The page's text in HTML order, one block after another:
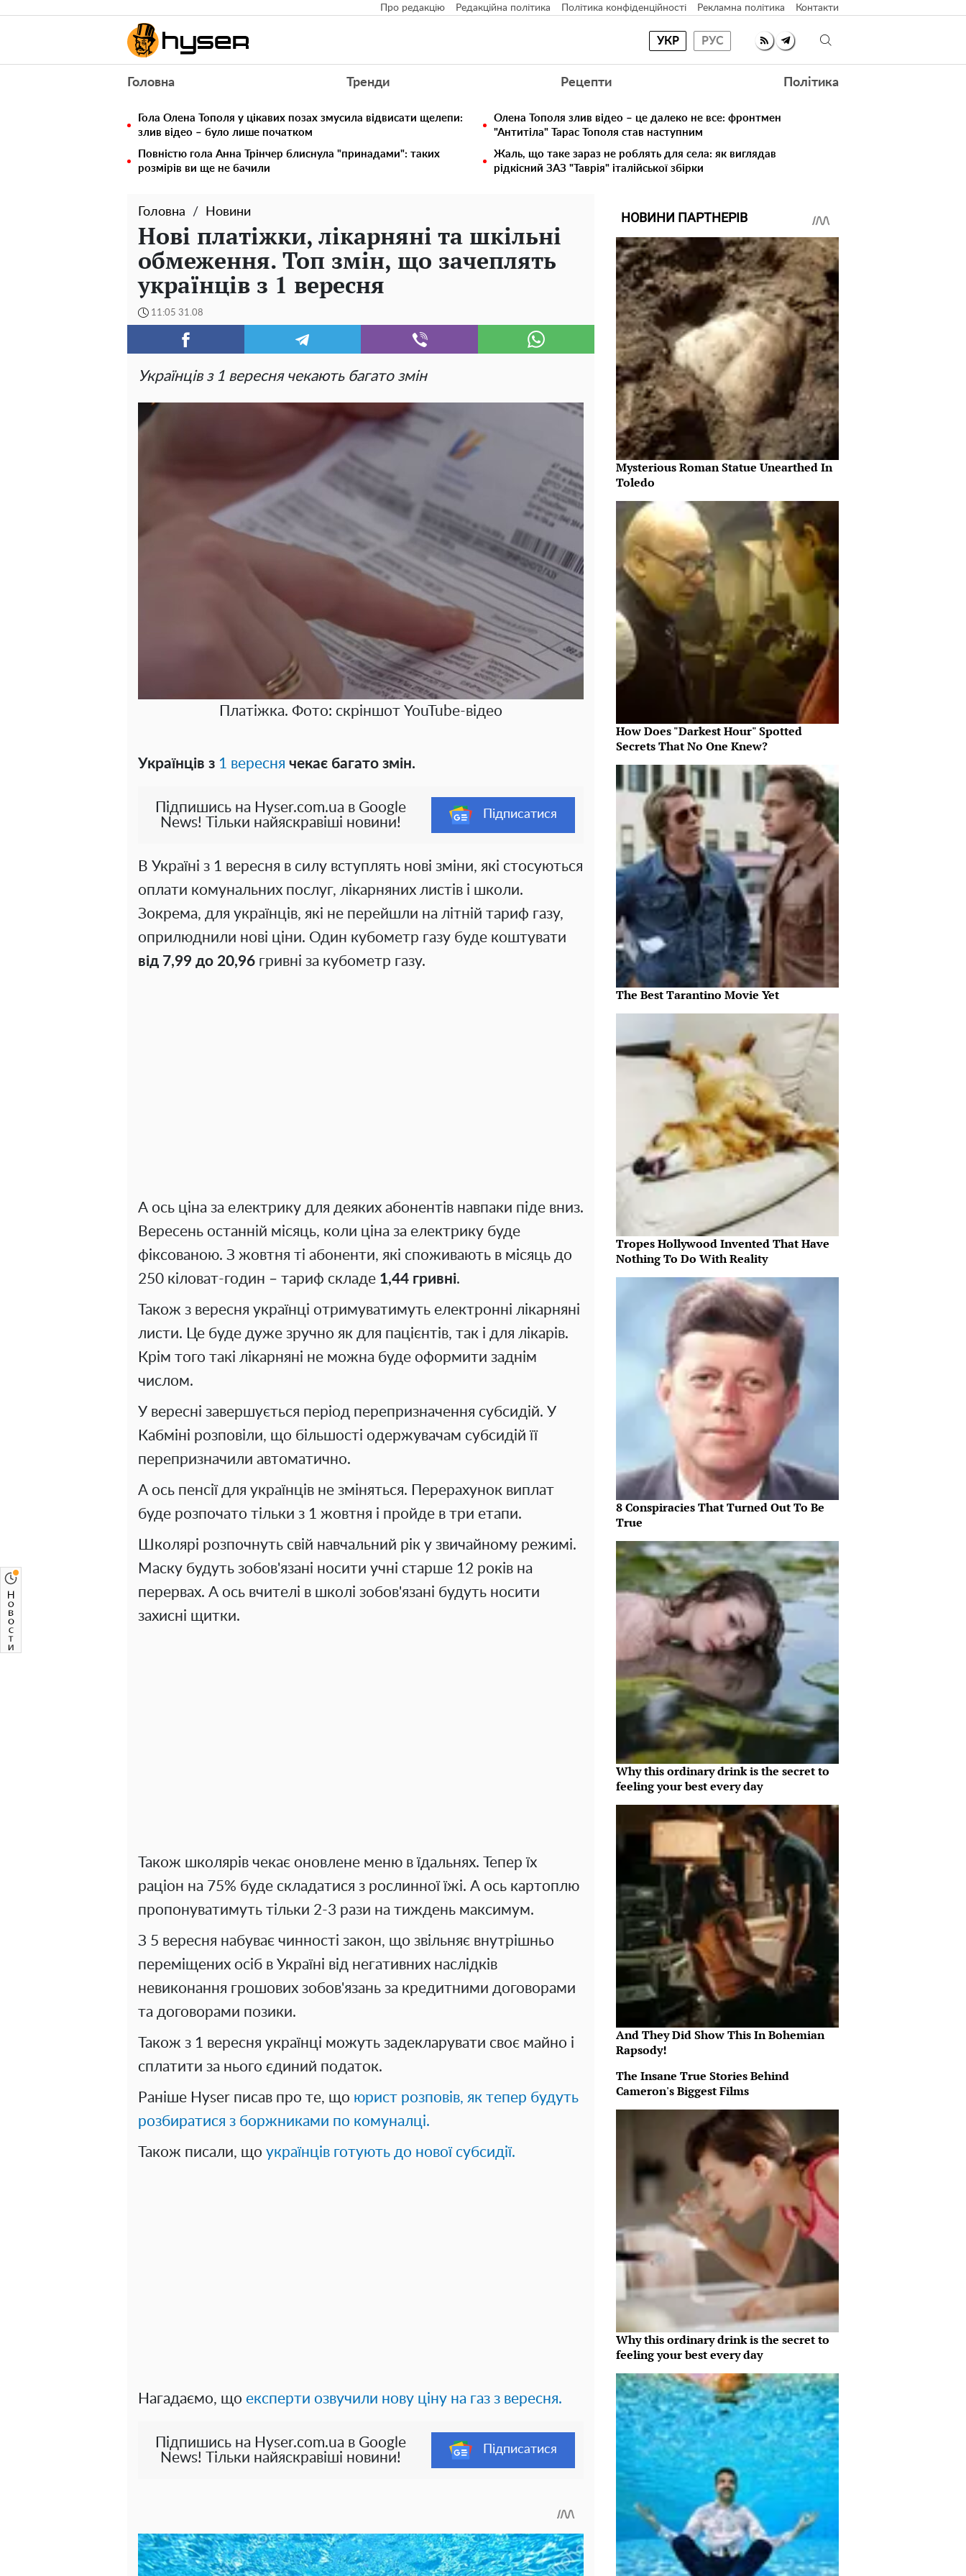
Про редакцію Редакційна політика Політика конфіденційності Рекламна політика Контакти
УКР РУС
Головна Тренди Рецепти Політика
Гола Олена Тополя у цікавих позах змусила відвисати щелепи:
злив відео – було лише початком
Олена Тополя злив відео – це далеко не все: фронтмен
"Антитіла" Тарас Тополя став наступним
Повністю гола Анна Трінчер блиснула "принадами": таких
розмірів ви ще не бачили
Жаль, що таке зараз не роблять для села: як виглядав
рідкісний ЗАЗ "Таврія" італійської збірки
Головна Новини
Нові платіжки, лікарняні та шкільні
обмеження. Топ змін, що зачеплять
українців з 1 вересня
11:05 31.08
Українців з 1 вересня чекають багато змін
Платіжка. Фото: скріншот YouTube-відео
Українців з 1 вересня чекає багато змін.
Підпишись на Hyser.com.ua в Google
News! Тільки найяскравіші новини!
Підписатися
В Україні з 1 вересня в силу вступлять нові зміни, які стосуються
оплати комунальних послуг, лікарняних листів і школи.
Зокрема, для українців, які не перейшли на літній тариф газу,
оприлюднили нові ціни. Один кубометр газу буде коштувати
від 7,99 до 20,96 гривні за кубометр газу.
А ось ціна за електрику для деяких абонентів навпаки піде вниз.
Вересень останній місяць, коли ціна за електрику буде
фіксованою. З жовтня ті абоненти, які споживають в місяць до
250 кіловат-годин – тариф складе 1,44 гривні.
Також з вересня українці отримуватимуть електронні лікарняні
листи. Це буде дуже зручно як для пацієнтів, так і для лікарів.
Крім того такі лікарняні не можна буде оформити заднім
числом.
У вересні завершується період перепризначення субсидій. У
Кабміні розповіли, що більшості одержувачам субсидій її
перепризначили автоматично.
А ось пенсії для українців не зміняться. Перерахунок виплат
буде розпочато тільки з 1 жовтня і пройде в три етапи.
Школярі розпочнуть свій навчальний рік у звичайному режимі.
Маску будуть зобов'язані носити учні старше 12 років на
перервах. А ось вчителі в школі зобов'язані будуть носити
захисні щитки.
Також школярів чекає оновлене меню в їдальнях. Тепер їх
раціон на 75% буде складатися з рослинної їжі. А ось картоплю
пропонуватимуть тільки 2-3 рази на тиждень максимум.
З 5 вересня набуває чинності закон, що звільняє внутрішньо
переміщених осіб в Україні від негативних наслідків
невиконання грошових зобов'язань за кредитними договорами
та договорами позики.
Також з 1 вересня українці можуть задекларувати своє майно і
сплатити за нього єдиний податок.
Раніше Hyser писав про те, що юрист розповів, як тепер будуть
розбиратися з боржниками по комуналці.
Також писали, що українців готують до нової субсидії.
Нагадаємо, що експерти озвучили нову ціну на газ з вересня.
Підпишись на Hyser.com.ua в Google
News! Тільки найяскравіші новини!
Підписатися
НОВИНИ ПАРТНЕРІВ
Mysterious Roman Statue Unearthed In
Toledo
How Does "Darkest Hour" Spotted
Secrets That No One Knew?
The Best Tarantino Movie Yet
Tropes Hollywood Invented That Have
Nothing To Do With Reality
8 Conspiracies That Turned Out To Be
True
Why this ordinary drink is the secret to
feeling your best every day
And They Did Show This In Bohemian
Rapsody!
The Insane True Stories Behind
Cameron's Biggest Films
Why this ordinary drink is the secret to
feeling your best every day